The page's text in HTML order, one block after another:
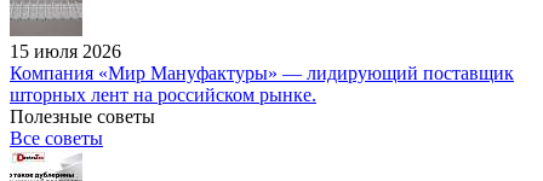
15 июля 2026
Компания «Мир Мануфактуры» — лидирующий поставщик
шторных лент на российском рынке.
Полезные советы
Все советы